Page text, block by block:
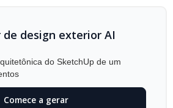
de design exterior AI
Comece a gerar